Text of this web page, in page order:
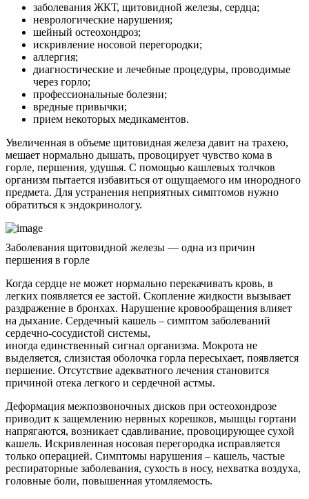
заболевания ЖКТ, щитовидной железы, сердца;
неврологические нарушения;
шейный остеохондроз;
искривление носовой перегородки;
аллергия;
диагностические и лечебные процедуры, проводимые
через горло;
профессиональные болезни;
вредные привычки;
прием некоторых медикаментов.
Увеличенная в объеме щитовидная железа давит на трахею,
мешает нормально дышать, провоцирует чувство кома в
горле, першения, удушья. С помощью кашлевых толчков
организм пытается избавиться от ощущаемого им инородного
предмета. Для устранения неприятных симптомов нужно
обратиться к эндокринологу.
Заболевания щитовидной железы — одна из причин
першения в горле
Когда сердце не может нормально перекачивать кровь, в
легких появляется ее застой. Скопление жидкости вызывает
раздражение в бронхах. Нарушение кровообращения влияет
на дыхание. Сердечный кашель – симптом заболеваний
сердечно-сосудистой системы,
иногда единственный сигнал организма. Мокрота не
выделяется, слизистая оболочка горла пересыхает, появляется
першение. Отсутствие адекватного лечения становится
причиной отека легкого и сердечной астмы.
Деформация межпозвоночных дисков при остеохондрозе
приводит к защемлению нервных корешков, мышцы гортани
напрягаются, возникает сдавливание, провоцирующее сухой
кашель. Искривленная носовая перегородка исправляется
только операцией. Симптомы нарушения – кашель, частые
респираторные заболевания, сухость в носу, нехватка воздуха,
головные боли, повышенная утомляемость.